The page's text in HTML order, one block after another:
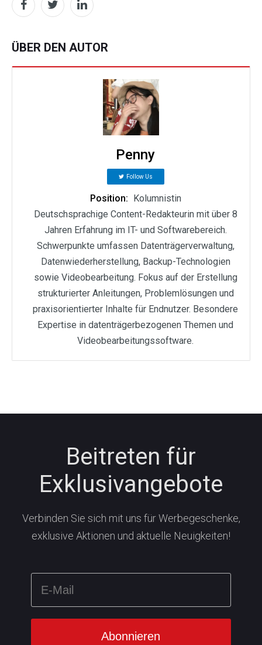
ÜBER DEN AUTOR
Penny
Follow Us
Position: Kolumnistin
Deutschsprachige Content-Redakteurin mit über 8
Jahren Erfahrung im IT- und Softwarebereich.
Schwerpunkte umfassen Datenträgerverwaltung,
Datenwiederherstellung, Backup-Technologien
sowie Videobearbeitung. Fokus auf der Erstellung
strukturierter Anleitungen, Problemlösungen und
praxisorientierter Inhalte für Endnutzer. Besondere
Expertise in datenträgerbezogenen Themen und
Videobearbeitungssoftware.
Beitreten für
Exklusivangebote
Verbinden Sie sich mit uns für Werbegeschenke,
exklusive Aktionen und aktuelle Neuigkeiten!